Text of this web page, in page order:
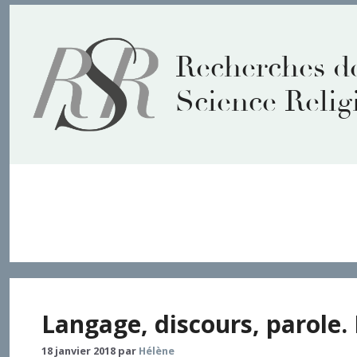
contenu
Recherches
Science
Langage, discours,
18 janvier 2018 par Hélène